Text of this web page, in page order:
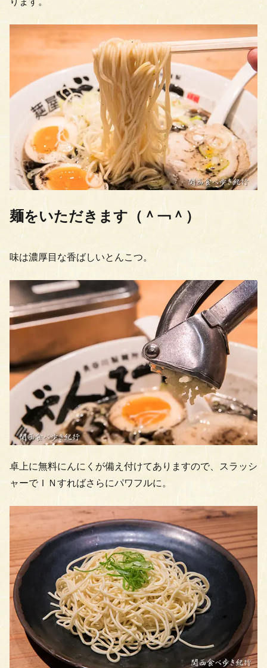
麺をいただきます（＾￢＾）
味は濃厚目な香ばしいとんこつ。
卓上に無料にんにくが備え付けてありますので、スラッシ
ャーでＩＮすればさらにパワフルに。